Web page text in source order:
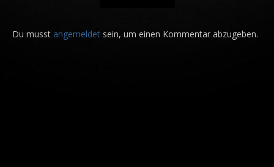
Du musst angemeldet sein, um einen Kommentar abzugeben.